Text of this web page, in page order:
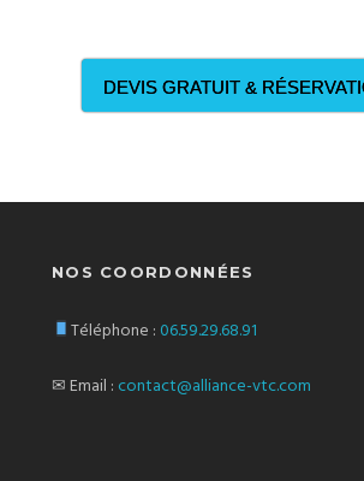
DEVIS GRATUIT &
NOS COORDONNÉES
Téléphone : 06.59.29.68.91
✉ Email : contact@alliance-vtc.com